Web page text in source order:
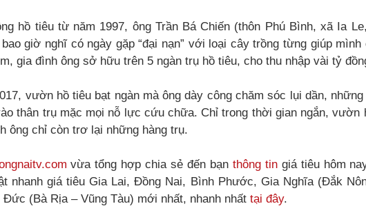
hồ tiêu từ năm 1997, ông Trần Bá Chiến (thôn Phú Bình, xã Ia
giờ nghĩ có ngày gặp “đại nạn” với loại cây trồng từng giúp mình
gia đình ông sở hữu trên 5 ngàn trụ hồ tiêu, cho thu nhập vài tỷ
vườn hồ tiêu bạt ngàn mà ông dày công chăm sóc lụi dần,
thân trụ mặc mọi nỗ lực cứu chữa. Chỉ trong thời gian ngắn, vườn
ông chỉ còn trơ lại những hàng trụ.
vừa tổng hợp chia sẻ đến bạn thông tingiá tiêu hôm
nhanh giá tiêu Gia Lai, Đồng Nai, Bình Phước, Gia Nghĩa (Đắk
Đức (Bà Rịa – Vũng Tàu) mới nhất, nhanh nhất tại đây.